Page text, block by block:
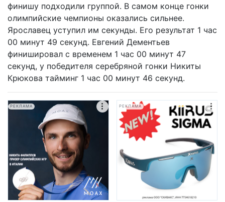
финишу подходили группой. В самом конце гонки
олимпийские чемпионы оказались сильнее.
Ярославец уступил им секунды. Его результат 1 час
00 минут 49 секунд. Евгений Дементьев
финишировал с временем 1 час 00 минут 47
секунд, у победителя серебряной гонки Никиты
Крюкова тайминг 1 час 00 минут 46 секунд.
РЕКЛАМА РЕКЛАМА